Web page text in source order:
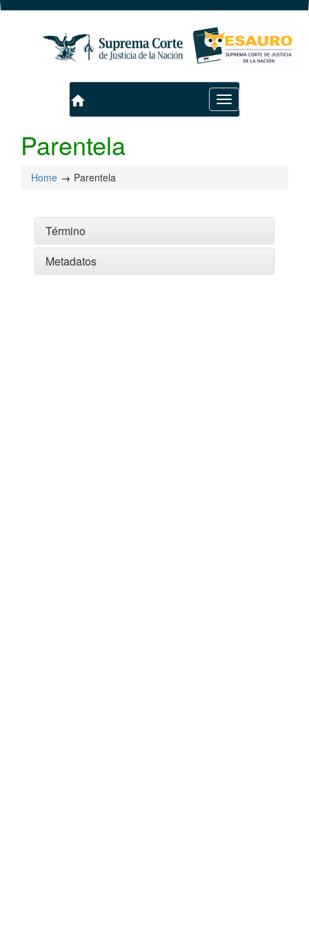
Toggle
navigation
home
Parentela
Home Parentela
Término
Metadatos